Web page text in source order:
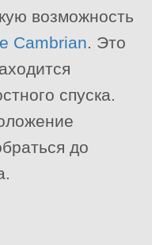
возможность
Cambrian. Это
спуска.
до